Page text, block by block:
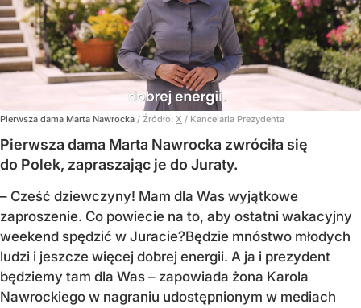
Pierwsza dama Marta Nawrocka / Źródło: X / Kancelaria Prezydenta
Pierwsza dama Marta Nawrocka zwróciła się
do Polek, zapraszając je do Juraty.
– Cześć dziewczyny! Mam dla Was wyjątkowe
zaproszenie. Co powiecie na to, aby ostatni wakacyjny
weekend spędzić w Juracie?Będzie mnóstwo młodych
ludzi i jeszcze więcej dobrej energii. A ja i prezydent
będziemy tam dla Was – zapowiada żona Karola
Nawrockiego w nagraniu udostępnionym w mediach